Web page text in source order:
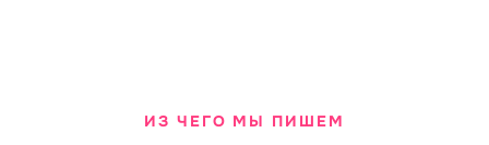
ИЗ ЧЕГО МЫ ПИШЕМ